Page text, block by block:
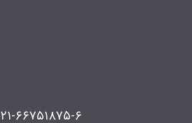
۰۲۱-